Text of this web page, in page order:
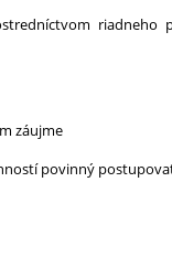
riadneho
záujme
povinný